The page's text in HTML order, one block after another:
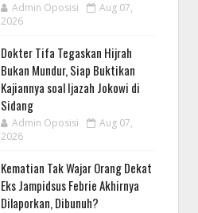
Admin Oposisi
Aug 07,
2026
Dokter Tifa Tegaskan Hijrah
Bukan Mundur, Siap Buktikan
Kajiannya soal Ijazah Jokowi di
Sidang
Admin Oposisi
Aug 07,
2026
Kematian Tak Wajar Orang Dekat
Eks Jampidsus Febrie Akhirnya
Dilaporkan, Dibunuh?